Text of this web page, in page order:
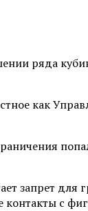
ряда
как
запрет
с